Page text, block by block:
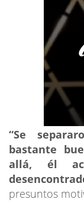
“Se
bastante
allá, él
presuntos